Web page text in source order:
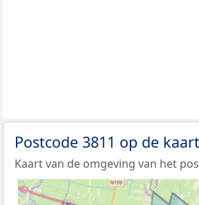
Postcode 3811 op de kaart
Kaart van de omgeving van het